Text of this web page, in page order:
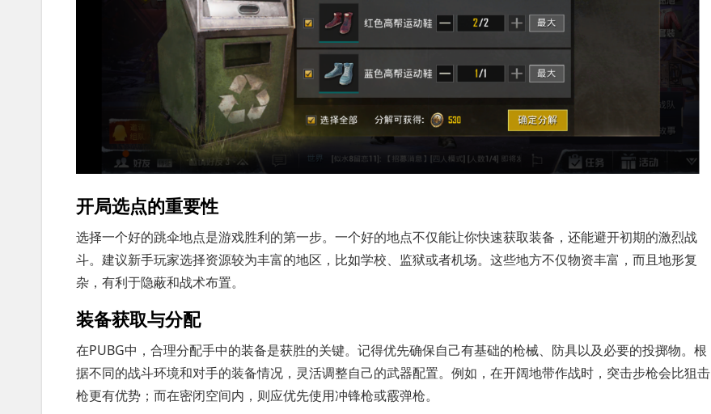
开局选点的重要性
选择一个好的跳伞地点是游戏胜利的第一步。一个好的地点不仅能让你快速获取装备，还能避开初期的激烈战
斗。建议新手玩家选择资源较为丰富的地区，比如学校、监狱或者机场。这些地方不仅物资丰富，而且地形复
杂，有利于隐蔽和战术布置。
装备获取与分配
在PUBG中，合理分配手中的装备是获胜的关键。记得优先确保自己有基础的枪械、防具以及必要的投掷物。根
据不同的战斗环境和对手的装备情况，灵活调整自己的武器配置。例如，在开阔地带作战时，突击步枪会比狙击
枪更有优势；而在密闭空间内，则应优先使用冲锋枪或霰弹枪。